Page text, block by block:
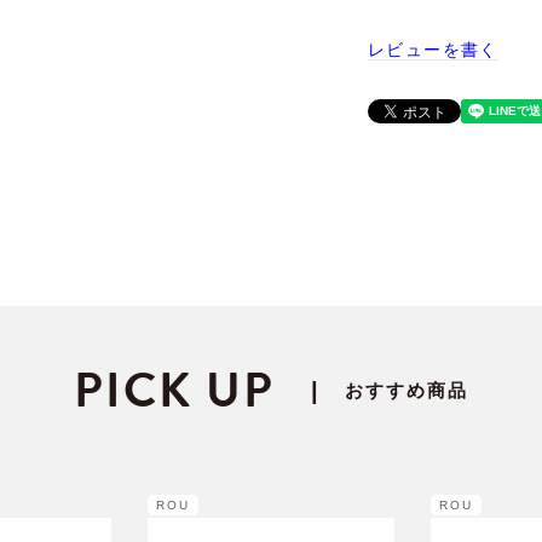
レビューを書く
PICK UP おすすめ商品
ROU ROU